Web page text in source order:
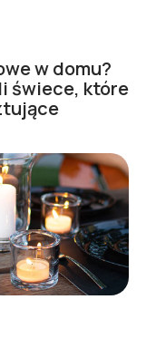
w domu?
świece, które